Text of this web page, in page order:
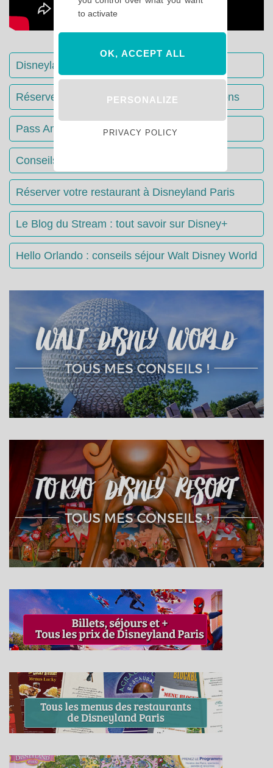
Disneyland Paris : Le guide complet
Réserver votre séjour : toutes les informations
Pass Annuels Disney : informations
Conseils & Astuces Disneyland Paris
Réserver votre restaurant à Disneyland Paris
Le Blog du Stream : tout savoir sur Disney+
Hello Orlando : conseils séjour Walt Disney World
to activate
OK, ACCEPT ALL
PERSONALIZE
PRIVACY POLICY